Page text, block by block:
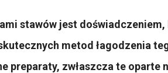
stawów jest
metod łagodzenia
preparaty, zwłaszcza te oparte